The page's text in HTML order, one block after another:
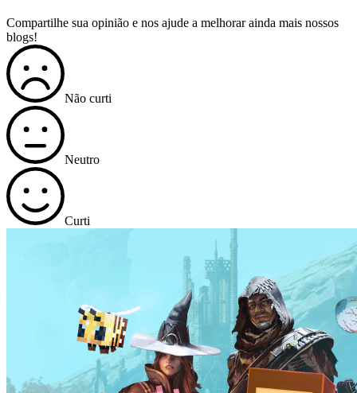
Compartilhe sua opinião e nos ajude a melhorar ainda mais nossos
blogs!
Não curti
Neutro
Curti